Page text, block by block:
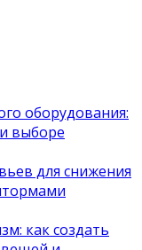
оборудования:
выборе
для снижения
как создать